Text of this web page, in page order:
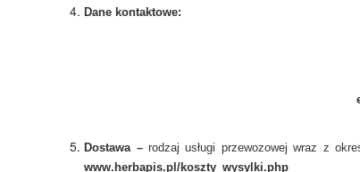
Dane kontaktowe:
Dostawa –rodzaj usługi przewozowej wraz z
www.herbapis.pl/koszty_wysylki.php